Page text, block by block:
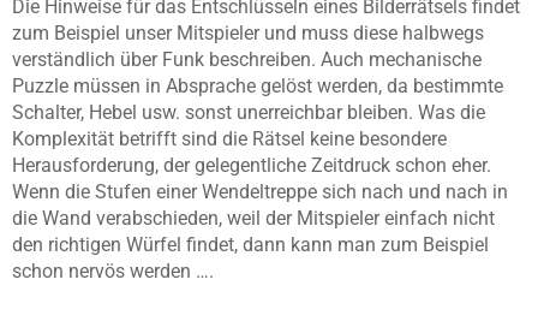
Die Hinweise für das Entschlüsseln eines Bilderrätsels findet
zum Beispiel unser Mitspieler und muss diese halbwegs
verständlich über Funk beschreiben. Auch mechanische
Puzzle müssen in Absprache gelöst werden, da bestimmte
Schalter, Hebel usw. sonst unerreichbar bleiben. Was die
Komplexität betrifft sind die Rätsel keine besondere
Herausforderung, der gelegentliche Zeitdruck schon eher.
Wenn die Stufen einer Wendeltreppe sich nach und nach in
die Wand verabschieden, weil der Mitspieler einfach nicht
den richtigen Würfel findet, dann kann man zum Beispiel
schon nervös werden ….